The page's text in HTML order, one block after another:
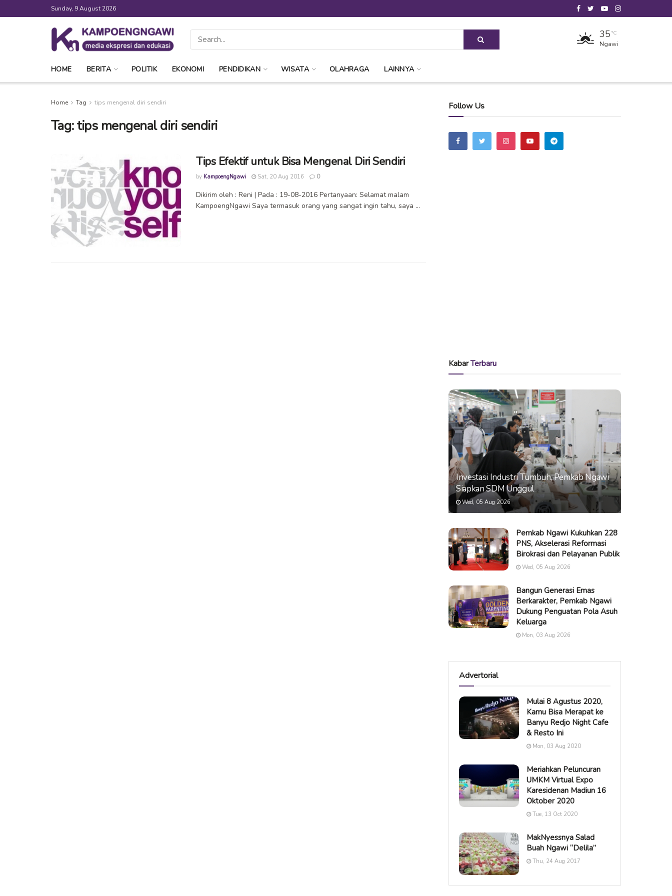
Sunday, 9 August 2026
35 °C
Ngawi
HOME BERITA POLITIK EKONOMI PENDIDIKAN WISATA OLAHRAGA LAINNYA
Home Tag tips mengenal diri sendiri
Tag:tips mengenal diri sendiri
Tips Efektif untuk Bisa Mengenal Diri Sendiri
by KampoengNgawi Sat, 20 Aug 2016 0
Dikirim oleh : Reni | Pada : 19-08-2016 Pertanyaan: Selamat malam
KampoengNgawi Saya termasuk orang yang sangat ingin tahu, saya ...
Follow Us
KabarTerbaru
Investasi Industri Tumbuh, Pemkab Ngawi
Siapkan SDM Unggul
Wed, 05 Aug 2026
Pemkab Ngawi Kukuhkan 228
PNS, Akselerasi Reformasi
Birokrasi dan Pelayanan Publik
Wed, 05 Aug 2026
Bangun Generasi Emas
Berkarakter, Pemkab Ngawi
Dukung Penguatan Pola Asuh
Keluarga
Mon, 03 Aug 2026
Advertorial
Mulai 8 Agustus 2020,
Kamu Bisa Merapat ke
Banyu Redjo Night Cafe
& Resto Ini
Mon, 03 Aug 2020
Meriahkan Peluncuran
UMKM Virtual Expo
Karesidenan Madiun 16
Oktober 2020
Tue, 13 Oct 2020
MakNyessnya Salad
Buah Ngawi “Delila”
Thu, 24 Aug 2017